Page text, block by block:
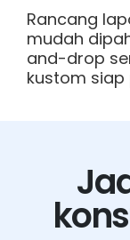
Rancang
mudah
and-drop
kustom siap